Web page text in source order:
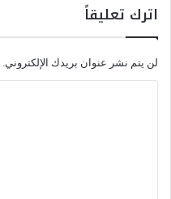
د
ر
ل
ة
اترك تعليقاً
لن يتم نشر عنوان بريدك الإلكتروني.